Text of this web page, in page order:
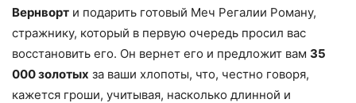
Вернворт и подарить готовый Меч Регалии Роману,
стражнику, который в первую очередь просил вас
восстановить его. Он вернет его и предложит вам 35
000 золотых за ваши хлопоты, что, честно говоря,
кажется гроши, учитывая, насколько длинной и